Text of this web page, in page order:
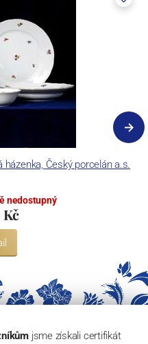
házenka, Český porcelán a.s.
nedostupný
Kč
jsme získali certifikát